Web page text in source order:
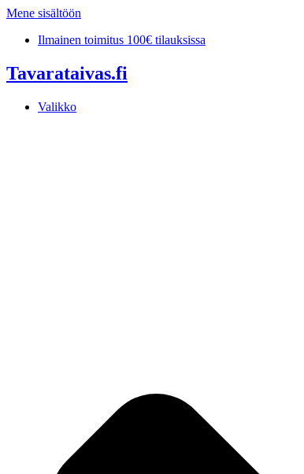
Mene sisältöön
Ilmainen toimitus 100€ tilauksissa
Tavarataivas.fi
Valikko